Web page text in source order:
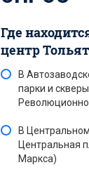
Где
центр
В
парки и
В
Центральная
Маркса)